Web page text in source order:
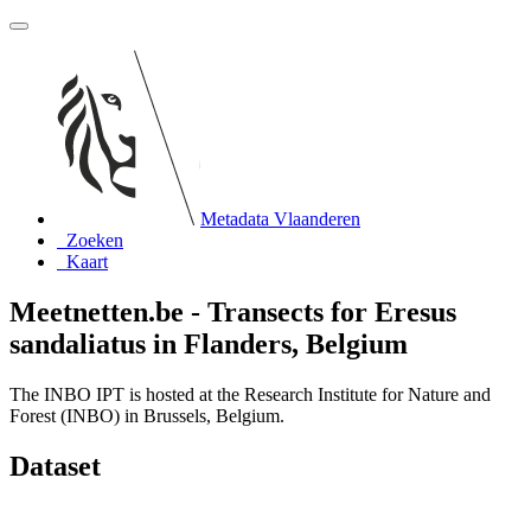
Metadata Vlaanderen
Zoeken
Kaart
Meetnetten.be - Transects for Eresus
sandaliatus in Flanders, Belgium
The INBO IPT is hosted at the Research Institute for Nature and
Forest (INBO) in Brussels, Belgium.
Dataset